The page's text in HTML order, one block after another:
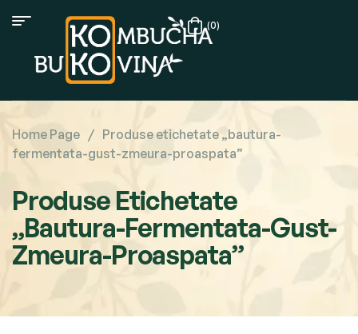
(0)
Produse Etichetate
„bautura-Fermentata-Gust-
Zmeura-Proaspata”
Home Page / Produse etichetate „bautura-
fermentata-gust-zmeura-proaspata”